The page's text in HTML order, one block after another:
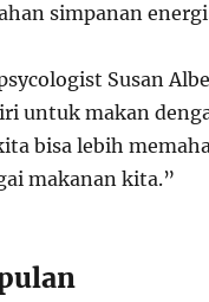
simpanan
Susan
untuk makan
bisa lebih
makanan kita.”